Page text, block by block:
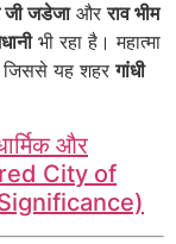
जी जडेजाऔरराव भीम
भी रहा है। महात्मा
जिससे यह शहरगांधी
और
City of